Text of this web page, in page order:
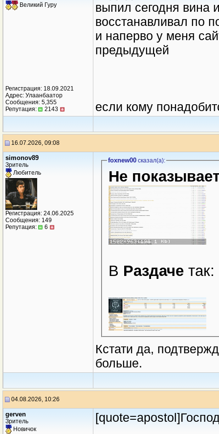
Великий Гуру
Регистрация: 18.09.2021
Адрес: Улаанбаатор
Сообщения: 5,355
Репутация:
2143
выпил сегодня вина
восстанавливал по
и наперво у меня
предыдущей
если кому
16.07.2026, 09:08
simonov89
Зритель
Любитель
Регистрация: 24.06.2025
Сообщения: 149
Репутация:
6
foxnew00сказал(a):
Не
В Раздачетак:
Кстати да,
больше.
04.08.2026, 10:26
gerven
Зритель
Новичок